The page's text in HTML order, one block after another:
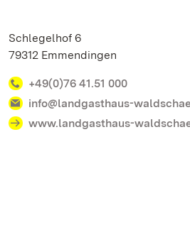
Schlegelhof 6
79312 Emmendingen
+49(0)76 41.51 000
info@landgasthaus-
www.landgasthaus-